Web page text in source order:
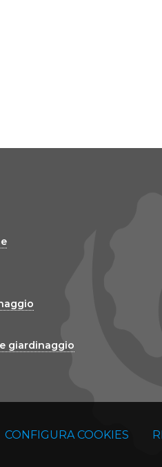
giardinaggio
CONFIGURA COOKIES